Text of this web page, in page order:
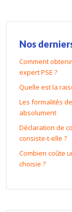
Nos
Comment
expert PSE ?
Quelle est la
Les formalités
absolument
Déclaration de
consiste-t-elle ?
Combien coûte
choisie ?